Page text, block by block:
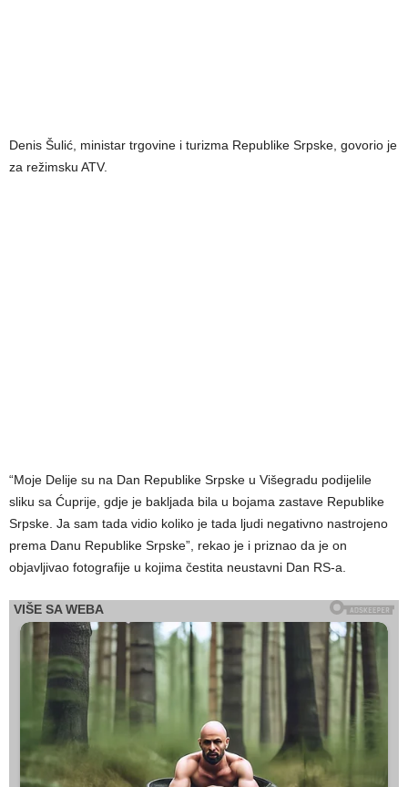
Denis Šulić, ministar trgovine i turizma Republike Srpske, govorio je
za režimsku ATV.
“Moje Delije su na Dan Republike Srpske u Višegradu podijelile
sliku sa Ćuprije, gdje je bakljada bila u bojama zastave Republike
Srpske. Ja sam tada vidio koliko je tada ljudi negativno nastrojeno
prema Danu Republike Srpske”, rekao je i priznao da je on
objavljivao fotografije u kojima čestita neustavni Dan RS-a.